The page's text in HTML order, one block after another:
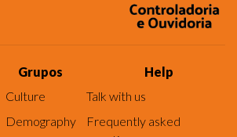
Grupos
Culture
Demography
Help
Talk with us
Frequently asked